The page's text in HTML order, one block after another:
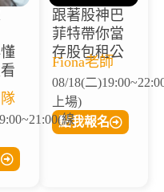
跟著股神巴
菲特帶你當
存股包租公
Fiona老師
08/18(二
上場)
點我報名
線